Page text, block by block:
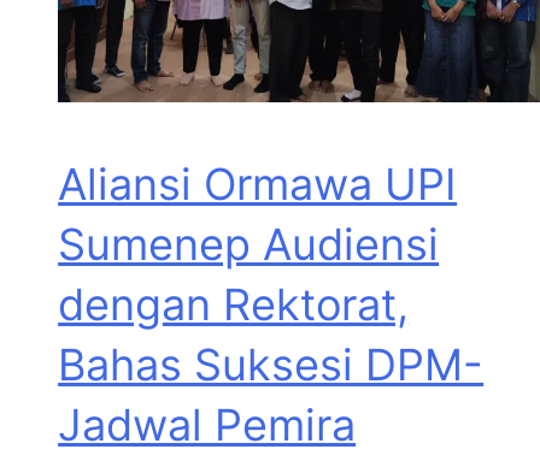
Aliansi Ormawa UPI
Sumenep Audiensi
dengan Rektorat,
Bahas Suksesi DPM-
Jadwal Pemira